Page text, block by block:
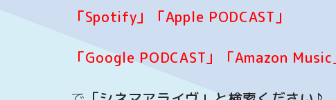
「Spotify」「Apple PODCAST」
「Google PODCAST」「Amazon Music